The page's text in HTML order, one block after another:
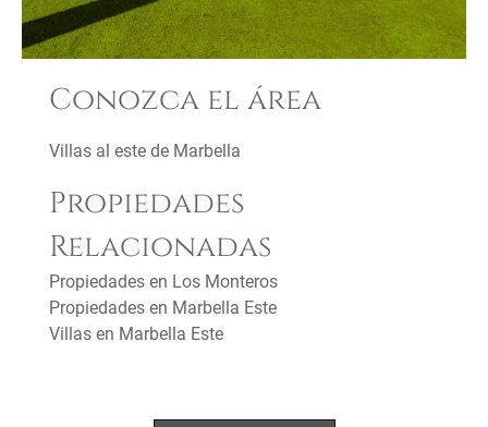
Conozca el área
Villas al este de Marbella
Propiedades
Relacionadas
Propiedades en Los Monteros
Propiedades en Marbella Este
Villas en Marbella Este